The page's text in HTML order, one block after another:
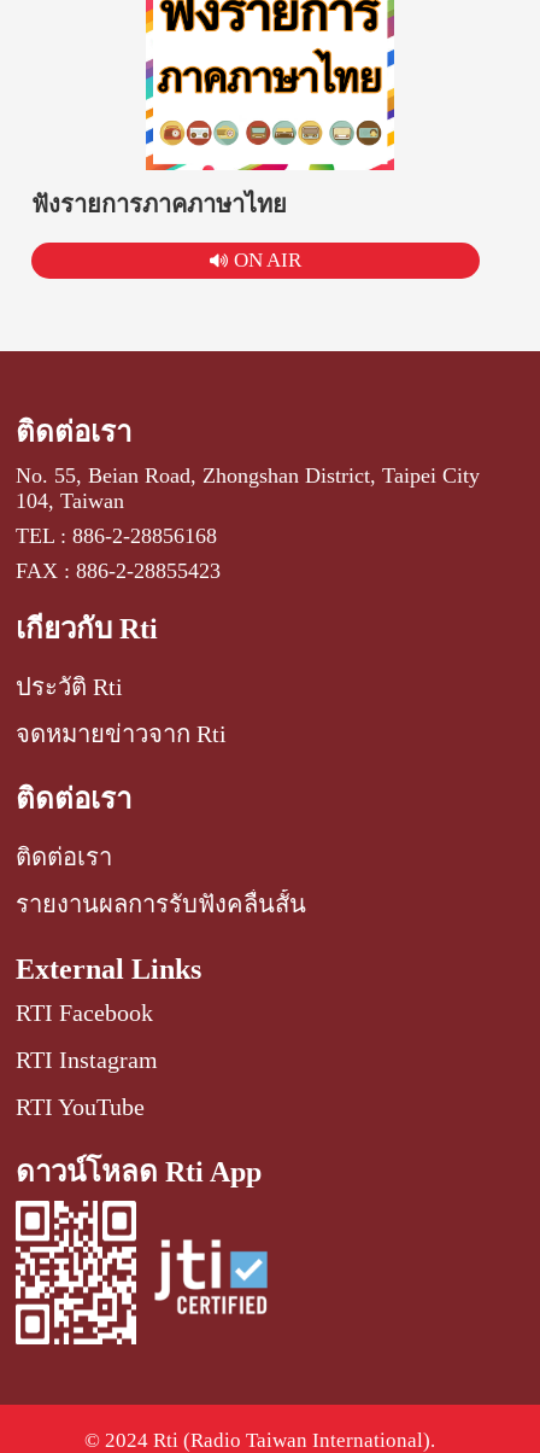
ฟังรายการภาคภาษาไทย
ON AIR
ติดต่อเรา
No. 55, Beian Road, Zhongshan District, Taipei City
104, Taiwan
TEL : 886-2-28856168
FAX : 886-2-28855423
เกี่ยวกับ Rti
ประวัติ Rti
จดหมายข่าวจาก Rti
ติดต่อเรา
ติดต่อเรา
รายงานผลการรับฟังคลื่นสั้น
External Links
RTI Facebook
RTI Instagram
RTI YouTube
ดาวน์โหลด Rti App
© 2024 Rti (Radio Taiwan International).